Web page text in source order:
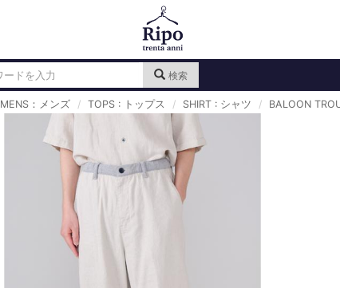
検索
MENS：メンズ TOPS : トップス SHIRT : シャツ BALOON